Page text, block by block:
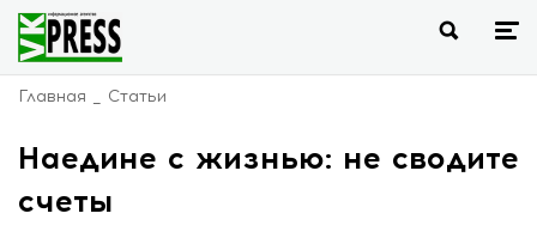
Главная Статьи
Наедине с жизнью: не сводите
счеты